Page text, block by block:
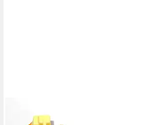
ABSIMA